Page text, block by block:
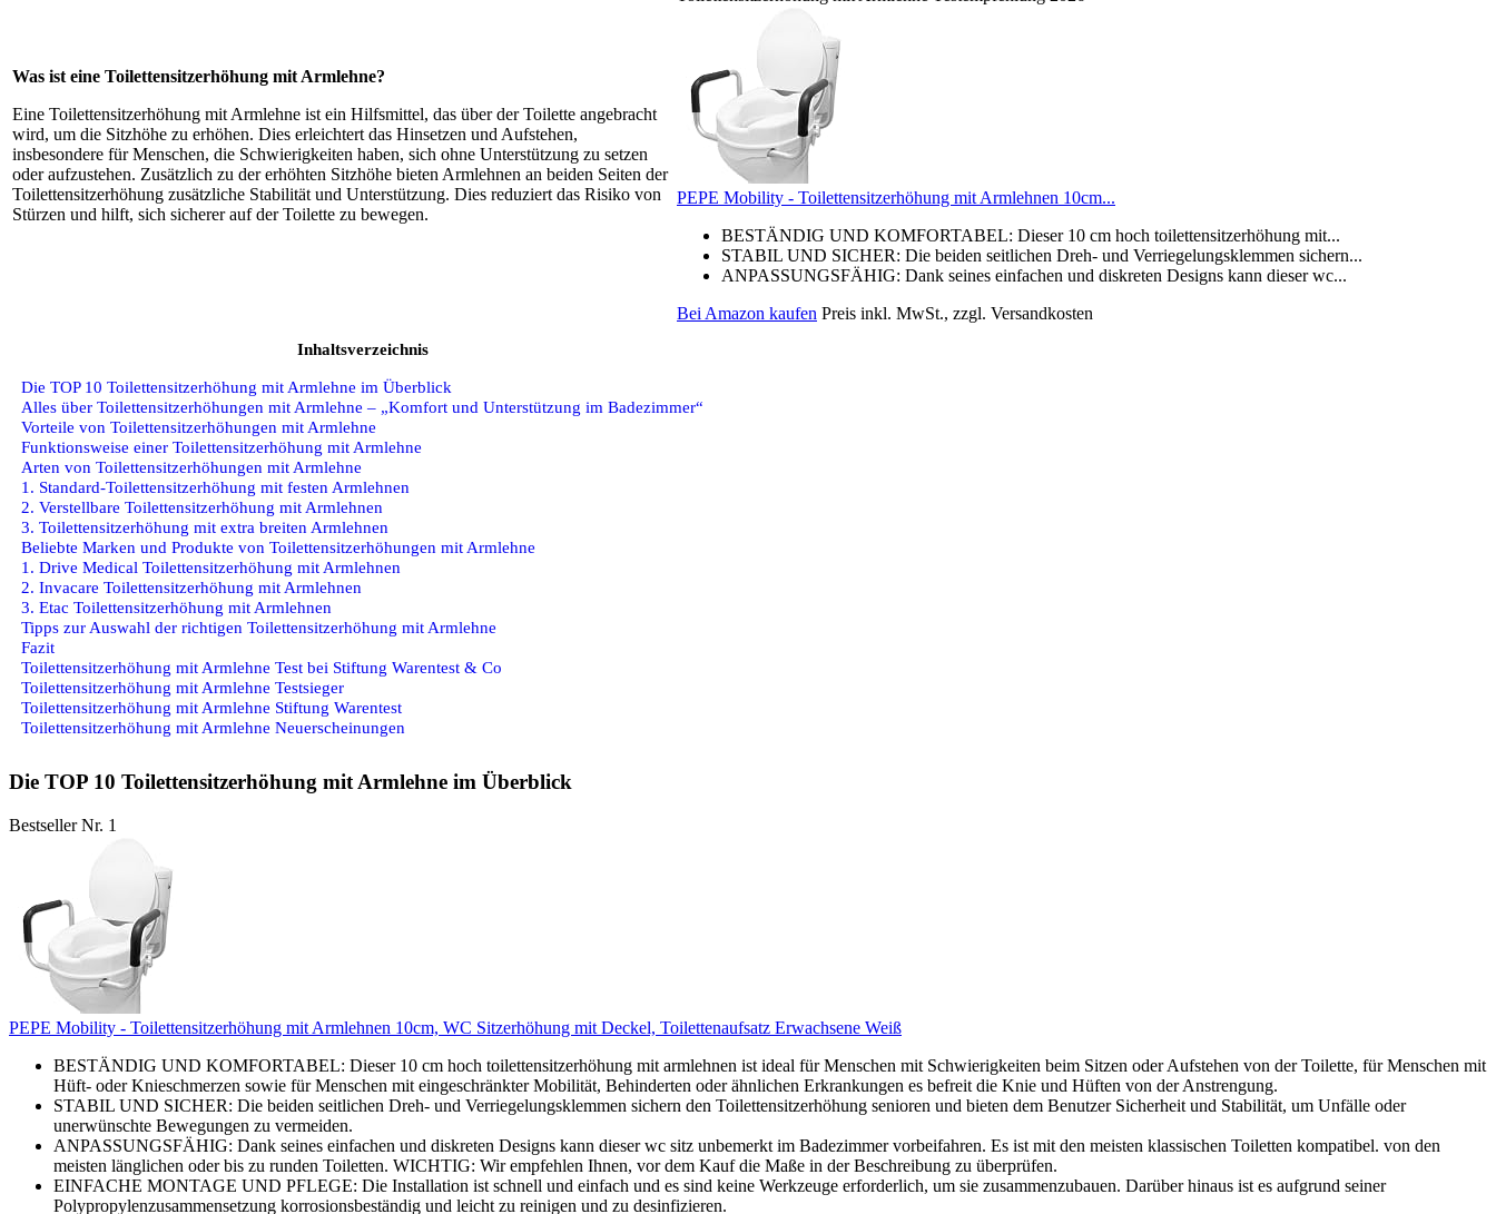
Was ist eine Toilettensitzerhöhung mit Armlehne?
Eine Toilettensitzerhöhung mit Armlehne ist ein Hilfsmittel, das über der Toilette angebracht
wird, um die Sitzhöhe zu erhöhen. Dies erleichtert das Hinsetzen und Aufstehen,
insbesondere für Menschen, die Schwierigkeiten haben, sich ohne Unterstützung zu setzen
oder aufzustehen. Zusätzlich zu der erhöhten Sitzhöhe bieten Armlehnen an beiden Seiten der
Toilettensitzerhöhung zusätzliche Stabilität und Unterstützung. Dies reduziert das Risiko von
Stürzen und hilft, sich sicherer auf der Toilette zu bewegen.
PEPE Mobility - Toilettensitzerhöhung mit Armlehnen 10cm...
BESTÄNDIG UND KOMFORTABEL: Dieser 10 cm hoch toilettensitzerhöhung mit...
STABIL UND SICHER: Die beiden seitlichen Dreh- und Verriegelungsklemmen sichern...
ANPASSUNGSFÄHIG: Dank seines einfachen und diskreten Designs kann dieser wc...
Bei Amazon kaufen Preis inkl. MwSt., zzgl. Versandkosten
Inhaltsverzeichnis
Die TOP 10 Toilettensitzerhöhung mit Armlehne im Überblick
Alles über Toilettensitzerhöhungen mit Armlehne – „Komfort und Unterstützung im Badezimmer“
Vorteile von Toilettensitzerhöhungen mit Armlehne
Funktionsweise einer Toilettensitzerhöhung mit Armlehne
Arten von Toilettensitzerhöhungen mit Armlehne
1. Standard-Toilettensitzerhöhung mit festen Armlehnen
2. Verstellbare Toilettensitzerhöhung mit Armlehnen
3. Toilettensitzerhöhung mit extra breiten Armlehnen
Beliebte Marken und Produkte von Toilettensitzerhöhungen mit Armlehne
1. Drive Medical Toilettensitzerhöhung mit Armlehnen
2. Invacare Toilettensitzerhöhung mit Armlehnen
3. Etac Toilettensitzerhöhung mit Armlehnen
Tipps zur Auswahl der richtigen Toilettensitzerhöhung mit Armlehne
Fazit
Toilettensitzerhöhung mit Armlehne Test bei Stiftung Warentest & Co
Toilettensitzerhöhung mit Armlehne Testsieger
Toilettensitzerhöhung mit Armlehne Stiftung Warentest
Toilettensitzerhöhung mit Armlehne Neuerscheinungen
Die TOP 10 Toilettensitzerhöhung mit Armlehne im Überblick
Bestseller Nr. 1
PEPE Mobility - Toilettensitzerhöhung mit Armlehnen 10cm, WC Sitzerhöhung mit Deckel, Toilettenaufsatz Erwachsene Weiß
BESTÄNDIG UND KOMFORTABEL: Dieser 10 cm hoch toilettensitzerhöhung mit armlehnen ist ideal für Menschen mit Schwierigkeiten beim Sitzen oder Aufstehen von der Toilette, für Menschen mit
Hüft- oder Knieschmerzen sowie für Menschen mit eingeschränkter Mobilität, Behinderten oder ähnlichen Erkrankungen es befreit die Knie und Hüften von der Anstrengung.
STABIL UND SICHER: Die beiden seitlichen Dreh- und Verriegelungsklemmen sichern den Toilettensitzerhöhung senioren und bieten dem Benutzer Sicherheit und Stabilität, um Unfälle oder
unerwünschte Bewegungen zu vermeiden.
ANPASSUNGSFÄHIG: Dank seines einfachen und diskreten Designs kann dieser wc sitz unbemerkt im Badezimmer vorbeifahren. Es ist mit den meisten klassischen Toiletten kompatibel. von den
meisten länglichen oder bis zu runden Toiletten. WICHTIG: Wir empfehlen Ihnen, vor dem Kauf die Maße in der Beschreibung zu überprüfen.
EINFACHE MONTAGE UND PFLEGE: Die Installation ist schnell und einfach und es sind keine Werkzeuge erforderlich, um sie zusammenzubauen. Darüber hinaus ist es aufgrund seiner
Polypropylenzusammensetzung korrosionsbeständig und leicht zu reinigen und zu desinfizieren.